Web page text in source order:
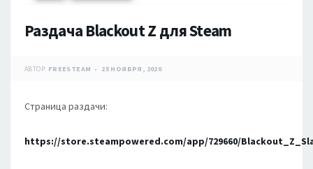
Раздача Blackout Z для Steam
АВТОР: FREESTEAM 25 НОЯБРЯ, 2020
Страница раздачи:
https://store.steampowered.com/app/729660/